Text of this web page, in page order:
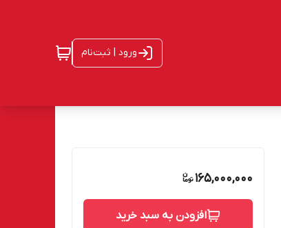
ورود | ثبت‌نام
165,000,000
افزودن به سبد خرید